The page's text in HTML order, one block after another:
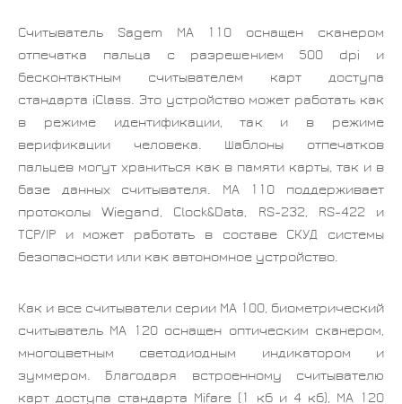
Считыватель Sagem MA 110 оснащен сканером
отпечатка пальца с разрешением 500 dpi и
бесконтактным считывателем карт доступа
стандарта iClass. Это устройство может работать как
в режиме идентификации, так и в режиме
верификации человека. Шаблоны отпечатков
пальцев могут храниться как в памяти карты, так и в
базе данных считывателя. MA 110 поддерживает
протоколы Wiegand, Clock&Data, RS-232, RS-422 и
TCP/IP и может работать в составе СКУД системы
безопасности или как автономное устройство.
Как и все считыватели серии MA 100, биометрический
считыватель MA 120 оснащен оптическим сканером,
многоцветным светодиодным индикатором и
зуммером. Благодаря встроенному считывателю
карт доступа стандарта Mifare (1 кб и 4 кб), MA 120